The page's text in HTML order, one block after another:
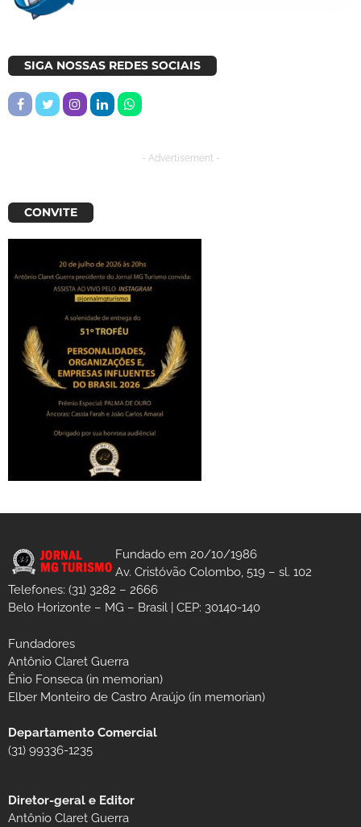
SIGA NOSSAS REDES SOCIAIS
- Advertisement -
CONVITE
Fundado em 20/10/1986
Av. Cristóvão Colombo, 519 – sl. 102
Telefones: (31) 3282 – 2666
Belo Horizonte – MG – Brasil | CEP: 30140-140
Fundadores
Antônio Claret Guerra
Ênio Fonseca (in memorian)
Elber Monteiro de Castro Araújo (in memorian)
Departamento Comercial
(31) 99336-1235
Diretor-geral e Editor
Antônio Claret Guerra